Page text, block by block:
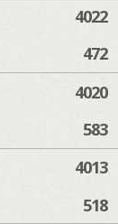
4022
472
4020
583
4013
518